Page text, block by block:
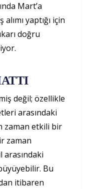
Mart’a
yaptığı için
doğru
değil; özellikle
arasındaki
zaman etkili bir
zaman
arasındaki
Bu
itibaren